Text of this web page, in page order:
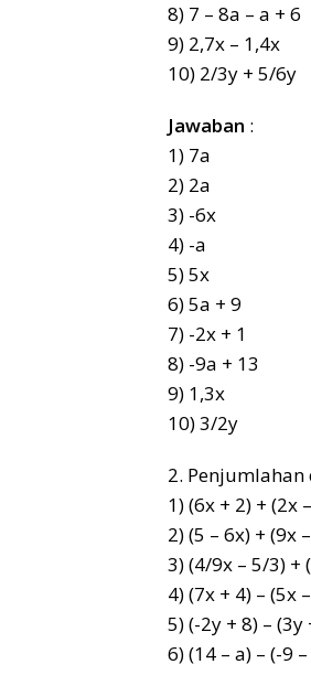
8) 7 – 8a – a + 6
9) 2,7x – 1,4x
10) 2/3y + 5/6y
Jawaban :
1) 7a
2) 2a
3) -6x
4) -a
5) 5x
6) 5a + 9
7) -2x + 1
8) -9a + 13
9) 1,3x
10) 3/2y
2.
1) (6x + 2) + (2x
2) (5 – 6x) + (9x
3) (4/9x – 5/3) +
4) (7x + 4) – (5x
5) (-2y + 8) – (3y
6) (14 – a) – (-9